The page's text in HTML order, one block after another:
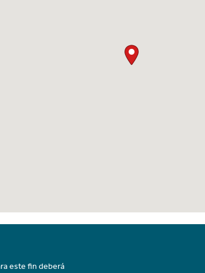
este fin deberá